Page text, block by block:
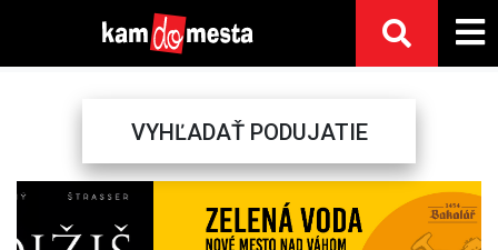
VYHĽADAŤ PODUJATIE